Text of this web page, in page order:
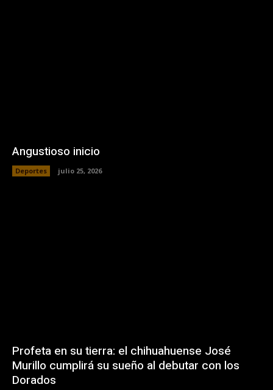
Angustioso inicio
Deportes julio 25, 2026
Profeta en su tierra: el chihuahuense José
Murillo cumplirá su sueño al debutar con los
Dorados